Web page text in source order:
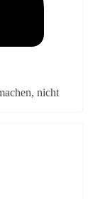
nicht